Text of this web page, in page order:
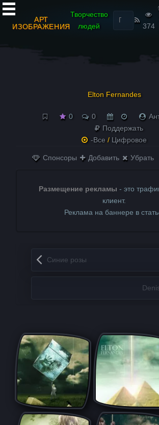
АРТ
ИЗОБРАЖЕНИЯ
Творчество
людей
Найти:
374
Elton Fernandes
0 0
Поддержать
-Все / Цифровое
Спонсоры Добавить Убрать
Размещение рекламы - это
клиент.
Реклама на баннере в
Запись навигация
Синие розы